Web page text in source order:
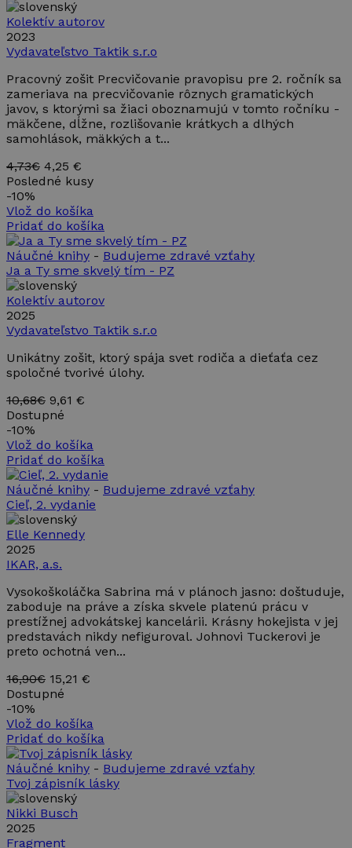
Kolektív autorov
2023
Vydavateľstvo Taktik s.r.o
Pracovný zošit Precvičovanie pravopisu pre 2. ročník sa
zameriava na precvičovanie rôznych gramatických
javov, s ktorými sa žiaci oboznamujú v tomto ročníku -
mäkčene, dĺžne, rozlišovanie krátkych a dlhých
samohlások, mäkkých a t...
4,73€ 4,25 €
Posledné kusy
-10%
Vlož do košíka
Pridať do košíka
Náučné knihy - Budujeme zdravé vzťahy
Ja a Ty sme skvelý tím - PZ
Kolektív autorov
2025
Vydavateľstvo Taktik s.r.o
Unikátny zošit, ktorý spája svet rodiča a dieťaťa cez
spoločné tvorivé úlohy.
10,68€ 9,61 €
Dostupné
-10%
Vlož do košíka
Pridať do košíka
Náučné knihy - Budujeme zdravé vzťahy
Cieľ, 2. vydanie
Elle Kennedy
2025
IKAR, a.s.
Vysokoškoláčka Sabrina má v plánoch jasno: doštuduje,
zaboduje na práve a získa skvele platenú prácu v
prestížnej advokátskej kancelárii. Krásny hokejista v jej
predstavách nikdy nefiguroval. Johnovi Tuckerovi je
preto ochotná ven...
16,90€ 15,21 €
Dostupné
-10%
Vlož do košíka
Pridať do košíka
Náučné knihy - Budujeme zdravé vzťahy
Tvoj zápisník lásky
Nikki Busch
2025
Fragment